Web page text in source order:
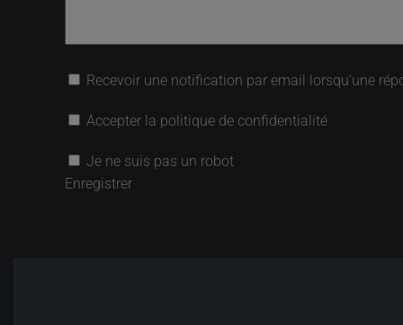
Recevoir une notification par email lorsqu’une
Accepter la politique de confidentialité
Je ne suis pas un robot
Enregistrer